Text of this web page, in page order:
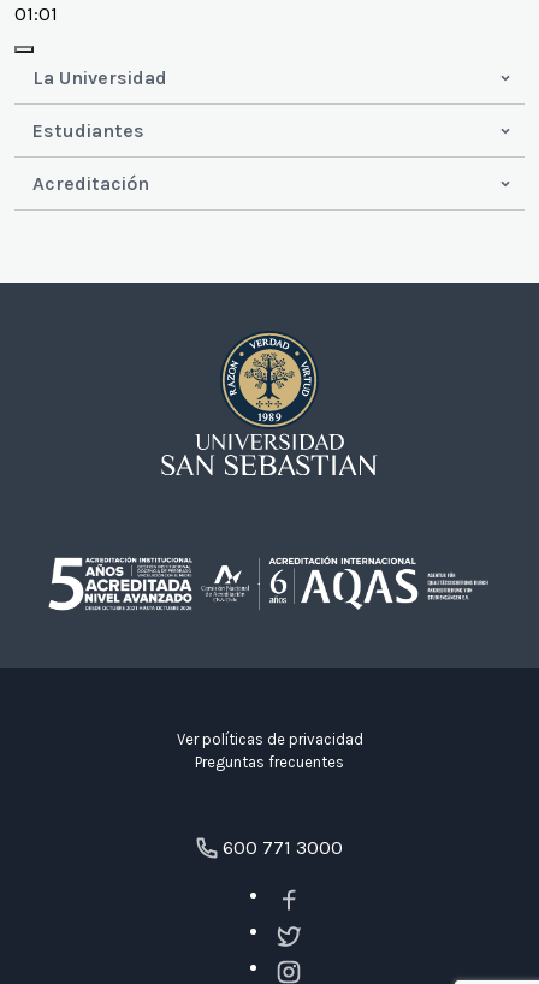
01:01
La Universidad
Estudiantes
Acreditación
Ver políticas de privacidad
Preguntas frecuentes
600 771 3000
Facebook
Twitter
Instagram